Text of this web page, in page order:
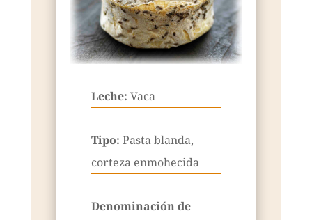
Leche: Vaca
Tipo: Pasta blanda,
corteza enmohecida
Denominación de